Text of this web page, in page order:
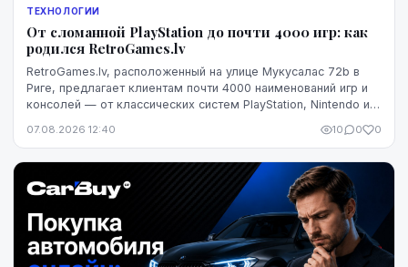
ТЕХНОЛОГИИ
От сломанной PlayStation до почти 4000 игр: как
родился RetroGames.lv
RetroGames.lv, расположенный на улице Мукусалас 72b в
Риге, предлагает клиентам почти 4000 наименований игр и
консолей — от классических систем PlayStation, Nintendo и
07.08.2026 12:40 10 0 0